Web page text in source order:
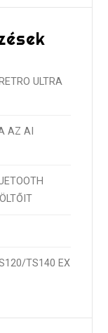
ULTRA
AZ AI
TS140 EX